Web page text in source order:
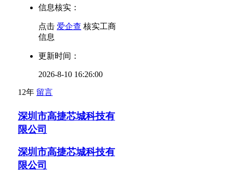
信息核实：
点击 爱企查 核实工商
信息
更新时间：
2026-8-10 16:26:00
12年 留言
深圳市高捷芯城科技有
限公司
深圳市高捷芯城科技有
限公司